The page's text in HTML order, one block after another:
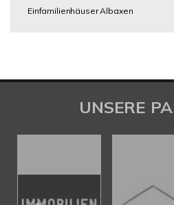
Einfamilienhäuser Albaxen
UNSERE